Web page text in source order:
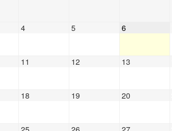
4 5 6
11 12 13
18 19 20